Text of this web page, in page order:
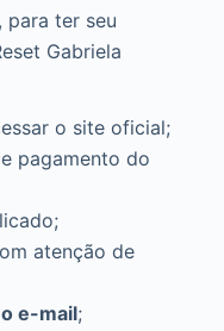
para ter seu
Gabriela
o site oficial;
pagamento do
atenção de
e-mail;